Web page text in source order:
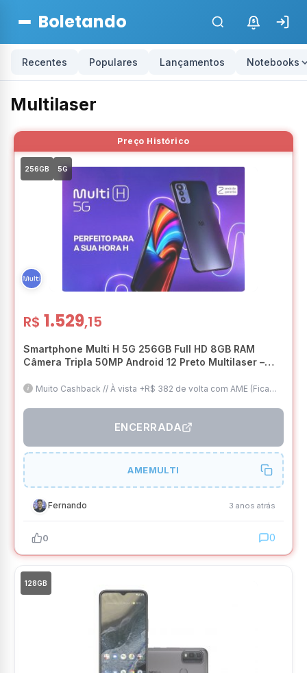
Boletando $
Recentes Populares Lançamentos Notebooks
Multilaser
256GB 5G
R$ 1.529,15
Smartphone Multi H 5G 256GB Full HD 8GB RAM
Câmera Tripla 50MP Android 12 Preto Multilaser –
Muito Cashback // À vista +R$ 382 de volta com AME (Fica
8GB/256GB // 5G // Frete Grátis
ENCERRADA
AMEMULTI
Fernando 3 anos atrás
0 0
128GB